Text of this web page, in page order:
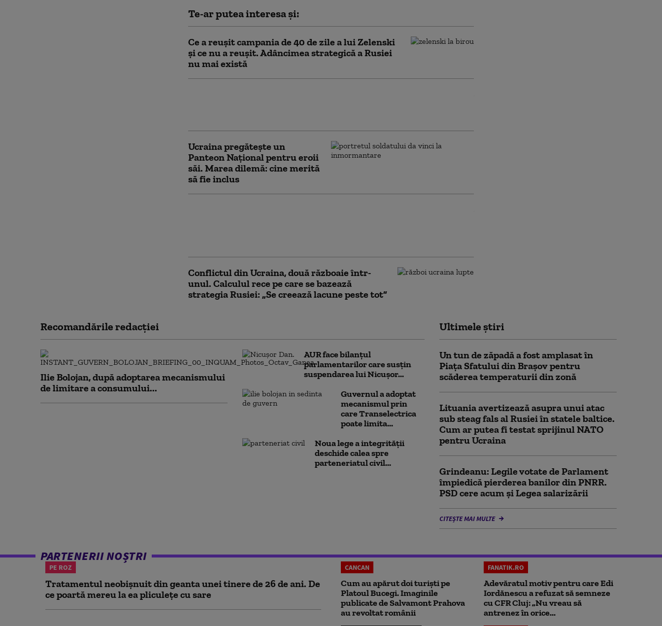
Te-ar putea interesa și:
Ce a reușit campania de 40 de zile a lui Zelenski
și ce nu a reușit. Adâncimea strategică a Rusiei
nu mai există
Ucraina pregătește un
Panteon Național pentru eroii
săi. Marea dilemă: cine merită
să fie inclus
Conflictul din Ucraina, două războaie într-
unul. Calculul rece pe care se bazează
strategia Rusiei: „Se creează lacune peste tot”
Recomandările redacţiei
Ilie Bolojan, după adoptarea mecanismului
de limitare a consumului...
AUR face bilanțul
parlamentarilor care susțin
suspendarea lui Nicușor...
Guvernul a adoptat
mecanismul prin
care Transelectrica
poate limita...
Noua lege a integrității
deschide calea spre
parteneriatul civil...
Ultimele știri
Un tun de zăpadă a fost amplasat în
Piaţa Sfatului din Braşov pentru
scăderea temperaturii din zonă
Lituania avertizează asupra unui atac
sub steag fals al Rusiei în statele baltice.
Cum ar putea fi testat sprijinul NATO
pentru Ucraina
Grindeanu: Legile votate de Parlament
împiedică pierderea banilor din PNRR.
PSD cere acum și Legea salarizării
CITEȘTE MAI MULTE
PARTENERII NOȘTRI
PE ROZ
Tratamentul neobișnuit din geanta unei tinere de 26 de ani. De
ce poartă mereu la ea pliculețe cu sare
CANCAN
Cum au apărut doi turiști pe
Platoul Bucegi. Imaginile
publicate de Salvamont Prahova
au revoltat românii
FANATIK.RO
Adevăratul motiv pentru care Edi
Iordănescu a refuzat să semneze
cu CFR Cluj: „Nu vreau să
antrenez în orice...